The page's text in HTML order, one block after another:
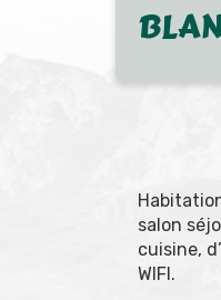
salon
cuisine,
WIFI.